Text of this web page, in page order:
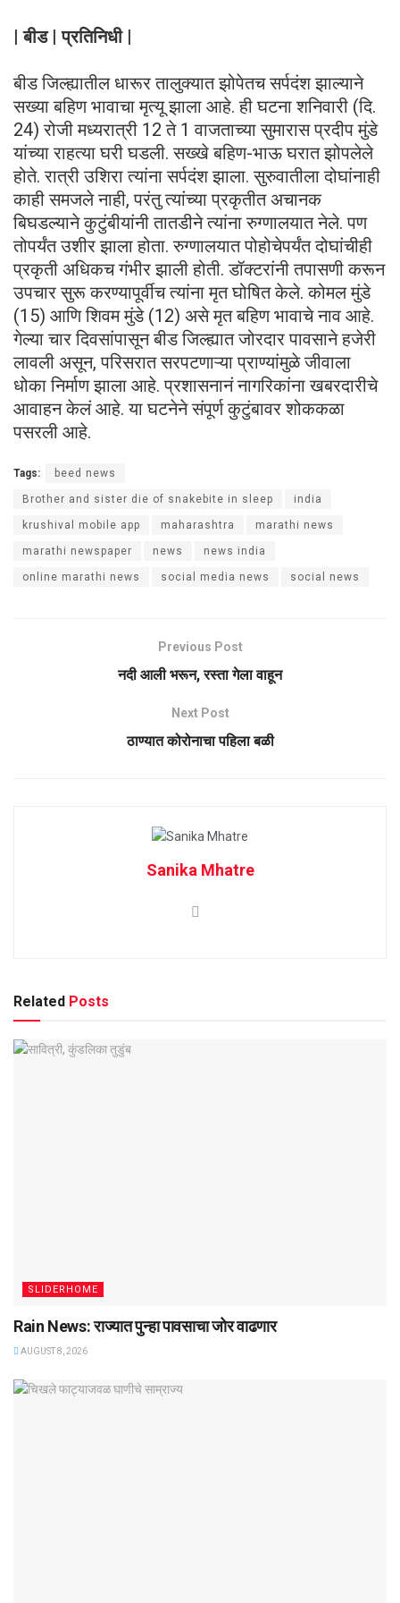
| बीड | प्रतिनिधी |
बीड जिल्ह्यातील धारूर तालुक्यात झोपेतच सर्पदंश झाल्याने
सख्या बहिण भावाचा मृत्यू झाला आहे. ही घटना शनिवारी (दि.
24) रोजी मध्यरात्री 12 ते 1 वाजताच्या सुमारास प्रदीप मुंडे
यांच्या राहत्या घरी घडली. सख्खे बहिण-भाऊ घरात झोपलेले
होते. रात्री उशिरा त्यांना सर्पदंश झाला. सुरुवातीला दोघांनाही
काही समजले नाही, परंतु त्यांच्या प्रकृतीत अचानक
बिघडल्याने कुटुंबीयांनी तातडीने त्यांना रुग्णालयात नेले. पण
तोपर्यंत उशीर झाला होता. रुग्णालयात पोहोचेपर्यंत दोघांचीही
प्रकृती अधिकच गंभीर झाली होती. डॉक्टरांनी तपासणी करून
उपचार सुरू करण्यापूर्वीच त्यांना मृत घोषित केले. कोमल मुंडे
(15) आणि शिवम मुंडे (12) असे मृत बहिण भावाचे नाव आहे.
गेल्या चार दिवसांपासून बीड जिल्ह्यात जोरदार पावसाने हजेरी
लावली असून, परिसरात सरपटणाऱ्या प्राण्यांमुळे जीवाला
धोका निर्माण झाला आहे. प्रशासनानं नागरिकांना खबरदारीचे
आवाहन केलं आहे. या घटनेने संपूर्ण कुटुंबावर शोककळा
पसरली आहे.
Tags: beed news
Brother and sister die of snakebite in sleep india
krushival mobile app maharashtra marathi news
marathi newspaper news news india
online marathi news social media news social news
Previous Post
नदी आली भरून, रस्ता गेला वाहून
Next Post
ठाण्यात कोरोनाचा पहिला बळी
Sanika Mhatre
Related Posts
SLIDERHOME
Rain News: राज्यात पुन्हा पावसाचा जोर वाढणार
AUGUST 8, 2026